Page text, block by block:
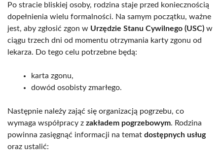
Po stracie bliskiej osoby, rodzina staje przed koniecznością
dopełnienia wielu formalności. Na samym początku, ważne
jest, aby zgłosić zgon w Urzędzie Stanu Cywilnego (USC) w
ciągu trzech dni od momentu otrzymania karty zgonu od
lekarza. Do tego celu potrzebne będą:
karta zgonu,
dowód osobisty zmarłego.
Następnie należy zająć się organizacją pogrzebu, co
wymaga współpracy z zakładem pogrzebowym. Rodzina
powinna zasięgnąć informacji na temat dostępnych usług
oraz ustalić: